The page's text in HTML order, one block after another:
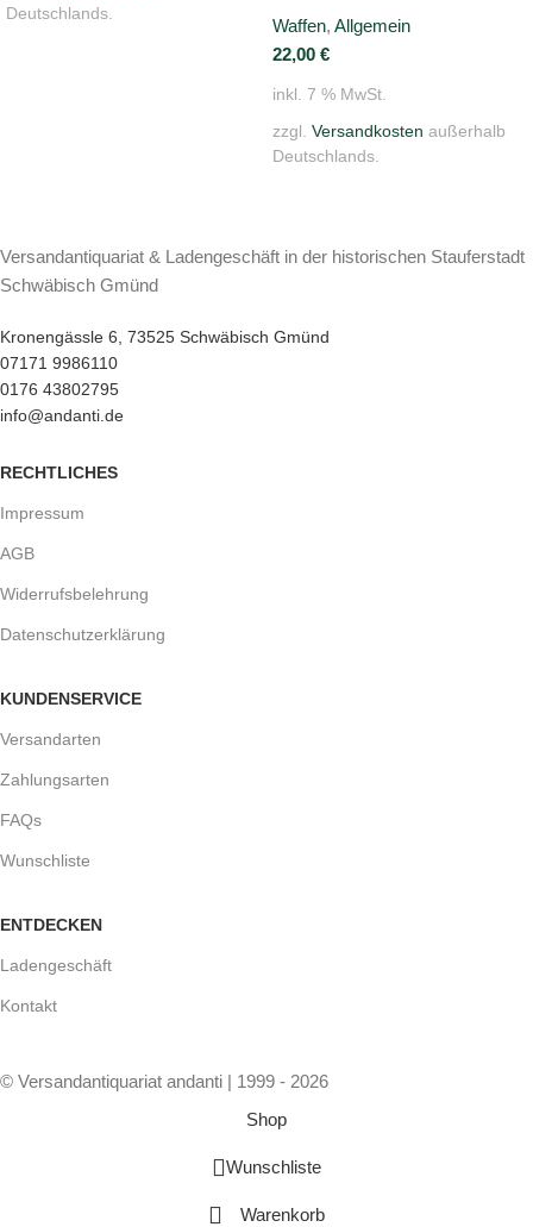
Deutschlands.
Waffen, Allgemein
22,00 €
inkl. 7 % MwSt.
zzgl. Versandkosten außerhalb
Deutschlands.
Versandantiquariat & Ladengeschäft in der historischen Stauferstadt
Schwäbisch Gmünd
Kronengässle 6, 73525 Schwäbisch Gmünd
07171 9986110
0176 43802795
info@andanti.de
RECHTLICHES
Impressum
AGB
Widerrufsbelehrung
Datenschutzerklärung
KUNDENSERVICE
Versandarten
Zahlungsarten
FAQs
Wunschliste
ENTDECKEN
Ladengeschäft
Kontakt
© Versandantiquariat andanti | 1999 - 2026
Shop
Wunschliste
Warenkorb